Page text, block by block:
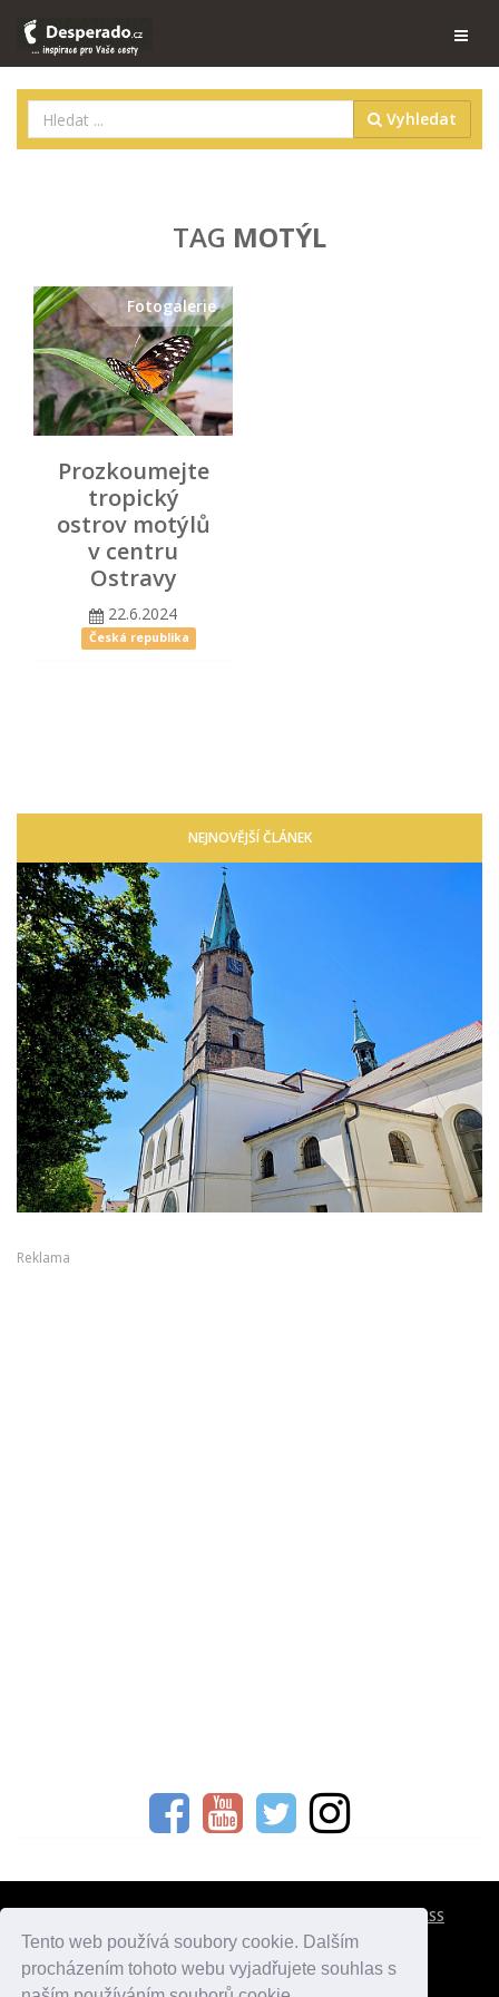
Tento web používá soubory cookie. Dalším
procházením tohoto webu vyjadřujete souhlas s
Vyhledat
TAG MOTÝL
Fotogalerie
Prozkoumejte
tropický
ostrov motýlů
v centru
Ostravy
22.6.2024
Česká republika
NEJNOVĚJŠÍ ČLÁNEK
Reklama
RSS
atlaspamatek.info